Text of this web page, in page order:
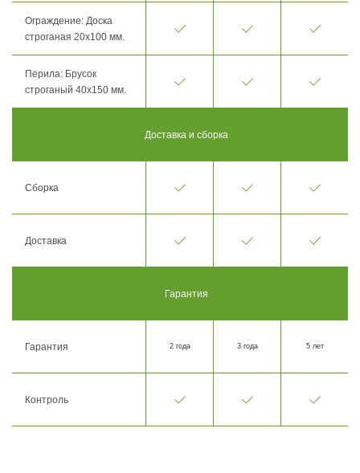
Ограждение: Доска
строганая 20х100 мм.
Перила: Брусок
строганый 40х150 мм.
Доставка и сборка
Сборка
Доставка
Гарантия
Гарантия 2 года 3 года 5 лет
Контроль